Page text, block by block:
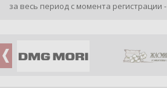
за весь период с момента регистрации -